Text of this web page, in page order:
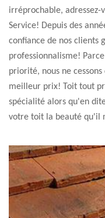
irréprochable, adressez-
Service! Depuis des
confiance de nos clients
professionnalisme!
priorité, nous ne
meilleur prix! Toit tout
spécialité alors qu'en
votre toit la beauté qu'il